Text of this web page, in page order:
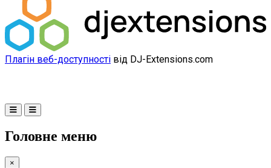
Плагін веб-доступності від DJ-Extensions.com
Головне меню
×